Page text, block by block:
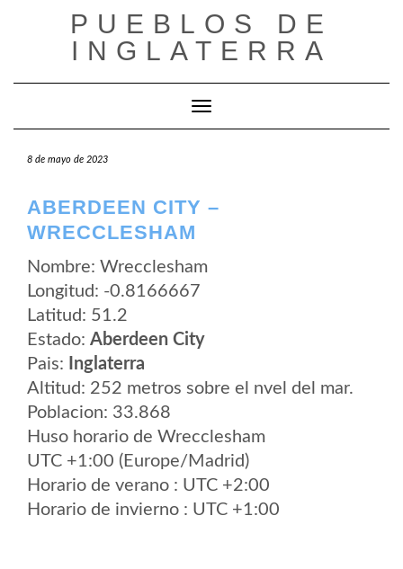
PUEBLOS DE
INGLATERRA
Cambiar modo de navegación
8 de mayo de 2023
ABERDEEN CITY –
WRECCLESHAM
Nombre: Wrecclesham
Longitud: -0.8166667
Latitud: 51.2
Estado: Aberdeen City
Pais:
Inglaterra
Altitud: 252 metros sobre el nvel del mar.
Poblacion: 33.868
Huso horario de Wrecclesham
UTC +1:00 (Europe/Madrid)
Horario de verano : UTC +2:00
Horario de invierno : UTC +1:00